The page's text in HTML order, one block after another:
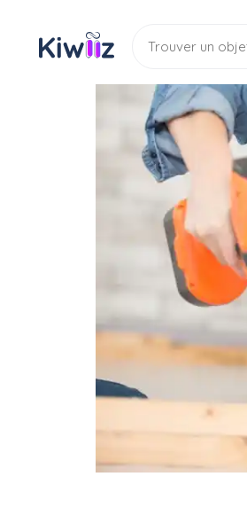
Location Chez l'habitant
Location
Location
(Photo non